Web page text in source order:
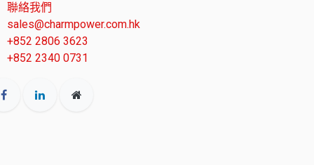
聯絡我們
sales@charmpower.com.hk
+852 2806 3623
+852 2340 0731